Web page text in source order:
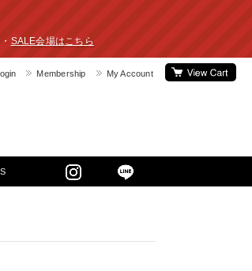
SALE会場はこちら
My Account
Membership